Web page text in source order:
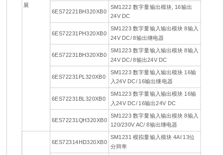
展
6ES72221BH320XB0
SM1222 数字量输出模块, 16输出
24V DC
6ES72231PH320XB0
SM1223 数字量输入输出模块 8输入
24V DC/ 8输出继电器
6ES72231BH320XB0
SM1223 数字量输入输出模块 8输入
24V DC/ 8输出24V DC
6ES72231PL320XB0
SM1223 数字量输入输出模块 16输
入24V DC/ 16输出继电器
6ES72231BL320XB0
SM1223 数字量输入输出模块 16输
入24V DC/ 16输出24V DC
6ES72231QH320XB0
SM1223 数字量输入输出模块 8输入
120/230V AC/ 8输出继电器
6ES72314HD320XB0
SM1231 模拟量输入模块 4AI 13位
分辩率